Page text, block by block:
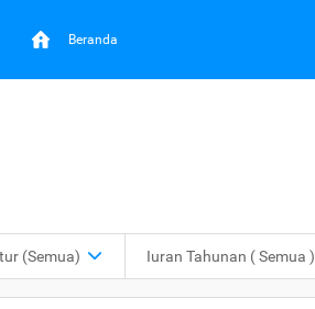
Beranda
(Semua) Iuran Tahunan ( Semua )